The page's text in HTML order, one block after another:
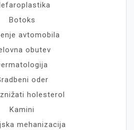
Botoks
avtomobila
obutev
oder
holesterol
Kamini
mehanizacija